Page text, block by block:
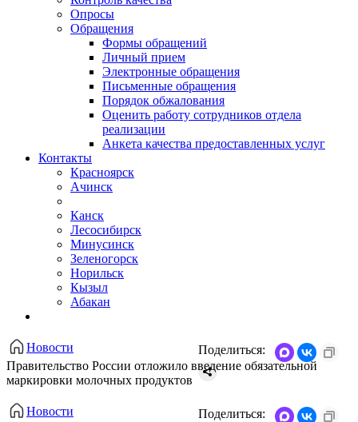
Опросы
Обращения
Формы обращений
Личный прием
Электронные обращения
Письменные обращения
Порядок обжалования
Оценить работу сотрудников отдела
реализации
Анкета качества предоставленных услуг
Контакты
Красноярск
Ачинск
Канск
Лесосибирск
Минусинск
Зеленогорск
Норильск
Кызыл
Абакан
Новости
Правительство России отложило введение обязательной
маркировки молочных продуктов
Поделиться:
Новости
Поделиться: